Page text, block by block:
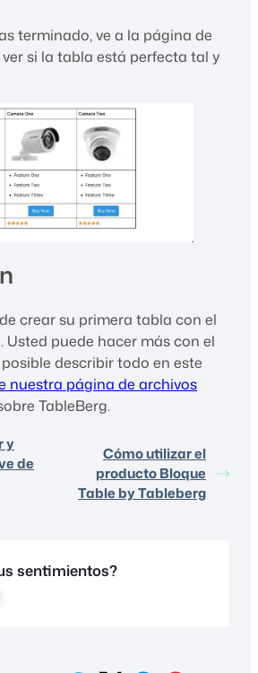
terminado, ve a la página de
si la tabla está perfecta tal y
crear su primera tabla con el
Usted puede hacer más con el
describir todo en este
nuestra página de archivos
TableBerg.
y
de
Cómo utilizar el
producto Bloque
Table by Tableberg
sentimientos?